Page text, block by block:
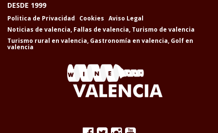
DESDE 1999
Politica de Privacidad Cookies Aviso Legal
Noticias de valencia, Fallas de valencia, Turismo de valencia
Turismo rural en valencia, Gastronomía en valencia, Golf en
valencia